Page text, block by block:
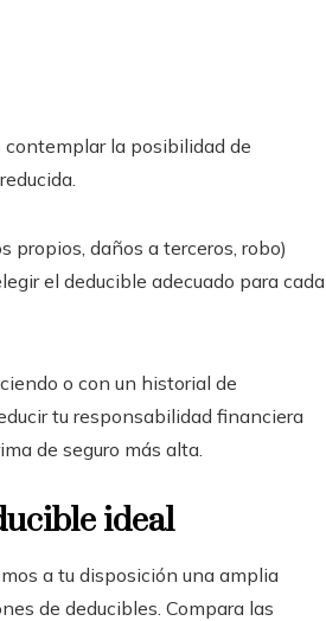
la posibilidad de
propios, daños a terceros, robo)
el deducible adecuado para cada
o con un historial de
tu responsabilidad financiera
de seguro más alta.
ideal
a tu disposición una amplia
de deducibles. Compara las